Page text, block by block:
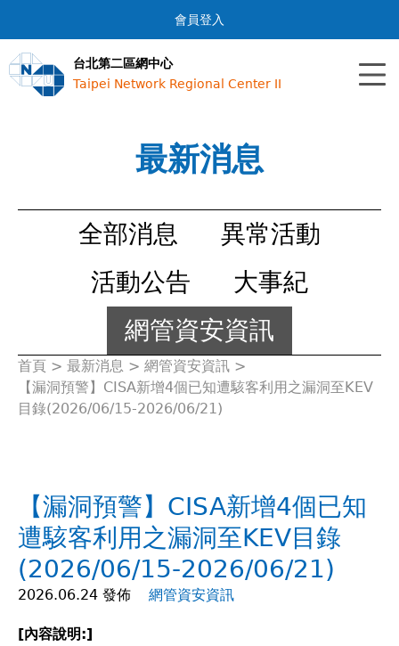
Jump to navigation
會員登入
台北第二區網中心
Taipei Network Regional Center II
最新消息
全部消息
異常活動
活動公告
大事紀
網管資安資訊
您
在
裡
首頁 > 最新消息 > 網管資安資訊 >
【漏洞預警】CISA新增4個已知遭駭客利用之漏洞至KEV
目錄(2026/06/15-2026/06/21)
【漏洞預警】CISA新增4個已知
遭駭客利用之漏洞至KEV目錄
(2026/06/15-2026/06/21)
2026.06.24 發佈 網管資安資訊
[內容說明:]